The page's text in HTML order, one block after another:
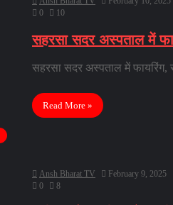
0
10
सहरसा सदर अस्पताल में
सहरसा सदर अस्पताल में फायरिंग,
Read More »
Ansh Bharat TV
February 9, 2025
0
8